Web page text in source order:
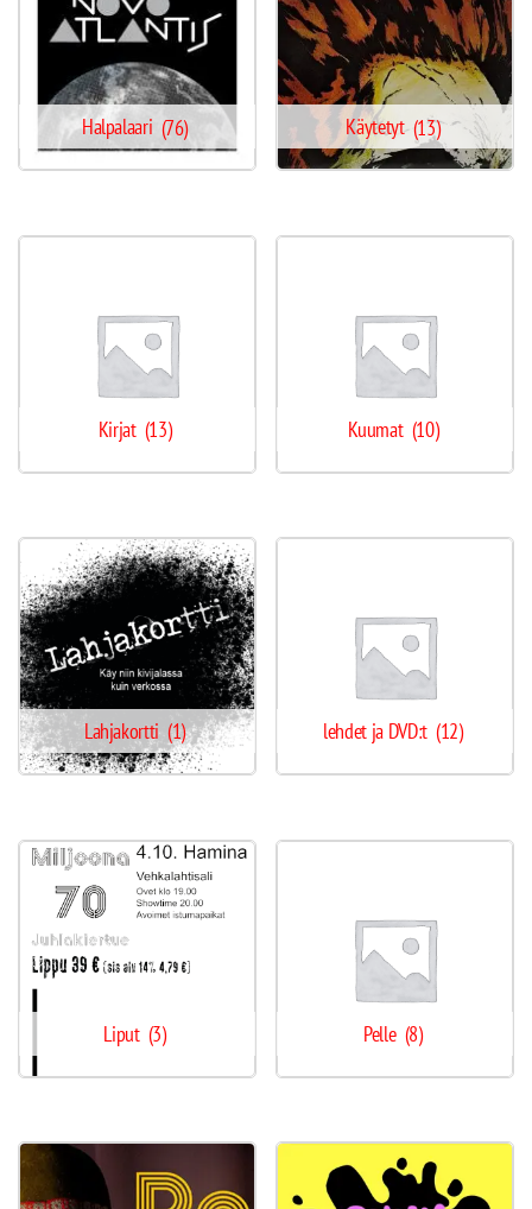
Halpalaari (76) Käytetyt(13)
Kirjat (13) Kuumat (10)
Lahjakortti (1) lehdet ja DVD:t (12)
Liput (3) Pelle (8)